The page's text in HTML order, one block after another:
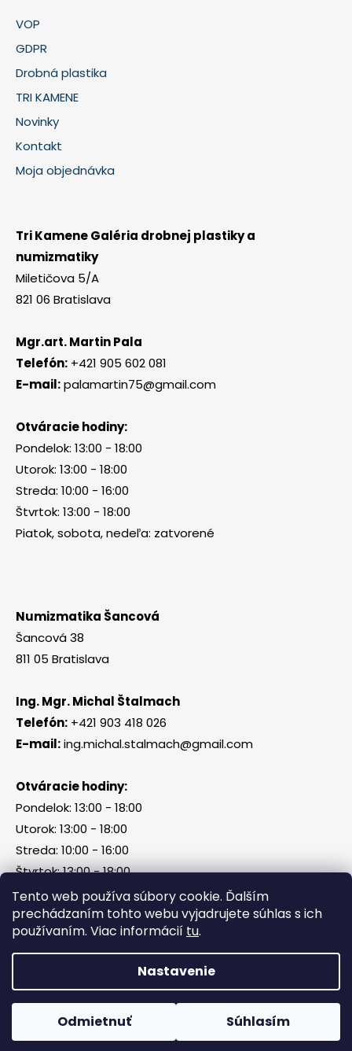
Tento web používa súbory cookie. Ďalším
prechádzaním tohto webu vyjadrujete súhlas s ich
používaním. Viac informácií tu.
Nastavenie
Odmietnuť Súhlasím
VOP
GDPR
Drobná plastika
TRI KAMENE
Novinky
Kontakt
Moja objednávka
Tri Kamene Galéria drobnej plastiky a
numizmatiky
Miletičova 5/A
821 06 Bratislava
Mgr.art. Martin Pala
Telefón: +421 905 602 081
E-mail:palamartin75@gmail.com
Otváracie hodiny:
Pondelok: 13:00 - 18:00
Utorok: 13:00 - 18:00
Streda: 10:00 - 16:00
Štvrtok: 13:00 - 18:00
Piatok, sobota, nedeľa: zatvorené
Numizmatika Šancová
Šancová 38
811 05 Bratislava
Ing. Mgr. Michal Štalmach
Telefón: +421 903 418 026
E-mail:ing.michal.stalmach@gmail.com
Otváracie hodiny:
Pondelok: 13:00 - 18:00
Utorok: 13:00 - 18:00
Streda: 10:00 - 16:00
Štvrtok: 13:00 - 18:00
Piatok, sobota, nedeľa: zatvorené
Vytvoril Shoptet
Všetky práva vyhradené.
Messenger